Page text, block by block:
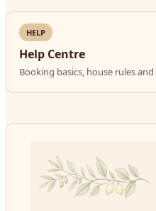
HELP
Help Centre
Booking basics, house rules